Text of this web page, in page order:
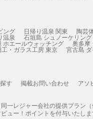
ング 日帰り温泉 関東 陶芸
温泉 石垣島 シュノーケリング
ホエールウォッチング 奥多摩
工・ガラス工房 東京 宮古島
す 掲載お問い合わせ アソ
一レジャー会社の提供プラン
ュー！ポイントを付与いたし